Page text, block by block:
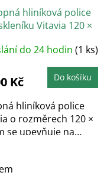
hliníková police
Vitavia 120 ×
do 24 hodin (1 ks)
Kč Do košíku
hliníková police
o rozměrech 120 ×
se upevňuje na